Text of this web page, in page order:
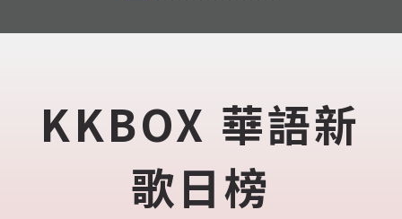
KKBOX 華語新
歌日榜